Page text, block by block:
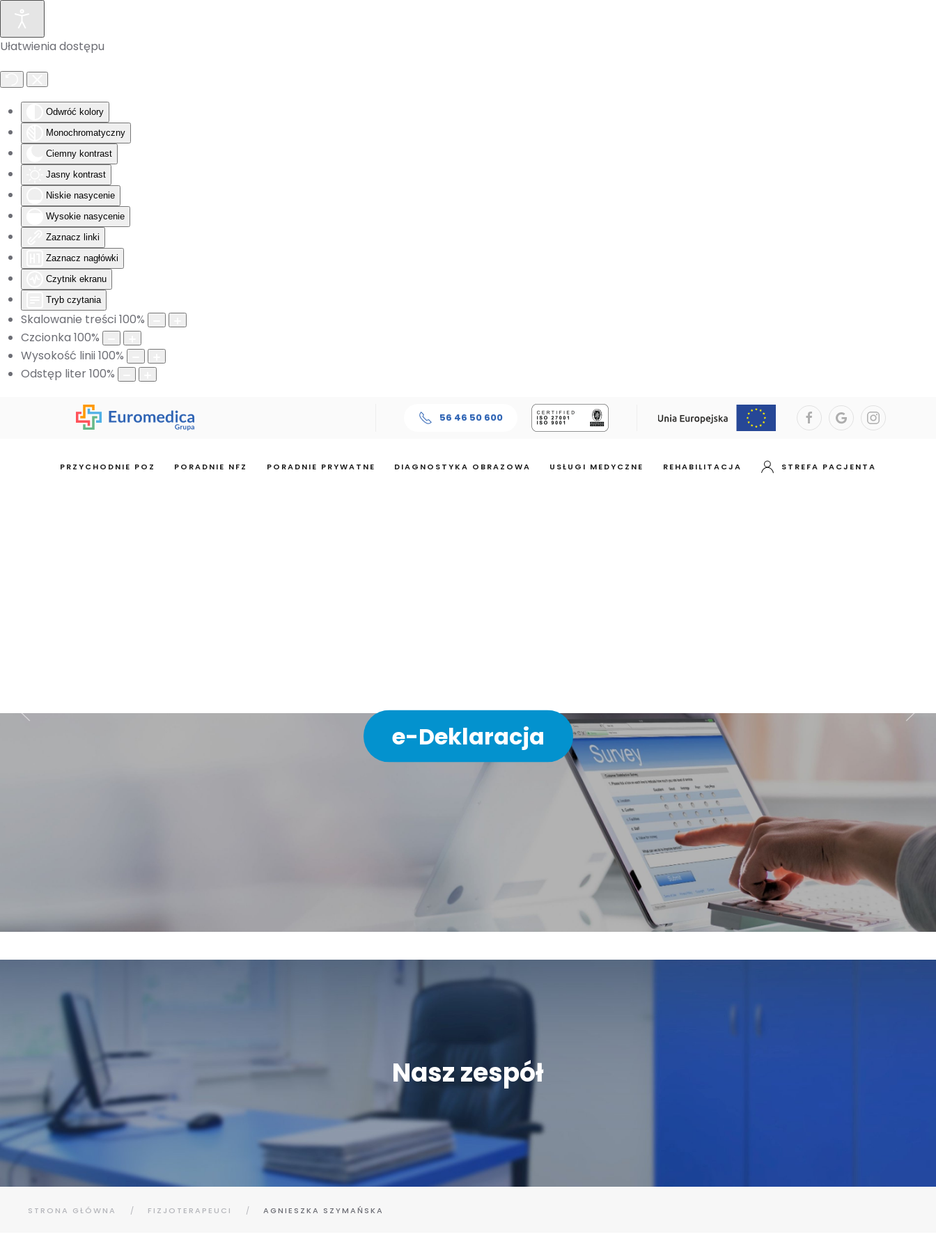
Ułatwienia dostępu
Odwróć kolory
Monochromatyczny
Ciemny kontrast
Jasny kontrast
Niskie nasycenie
Wysokie nasycenie
Zaznacz linki
Zaznacz nagłówki
Czytnik ekranu
Tryb czytania
Skalowanie treści 100%
Czcionka 100%
Wysokość linii 100%
Odstęp liter100%
Skip to main content
56 46 50 600
PRZYCHODNIE POZ PORADNIE NFZ PORADNIE PRYWATNE DIAGNOSTYKA OBRAZOWA USŁUGI MEDYCZNE REHABILITACJA STREFA PACJENTA
e-Deklaracja
Nasz zespół
STRONA GŁÓWNA FIZJOTERAPEUCI AGNIESZKA SZYMAŃSKA